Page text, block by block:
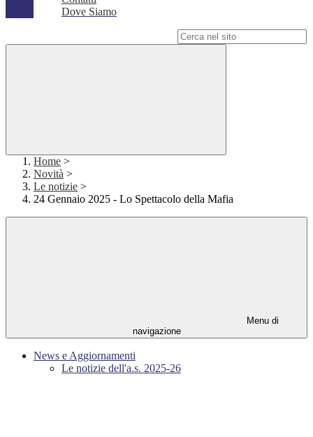
Dove Siamo
Home >
Novità >
Le notizie >
24 Gennaio 2025 - Lo Spettacolo della Mafia
Menu di
navigazione
News e Aggiornamenti
Le notizie dell'a.s. 2025-26